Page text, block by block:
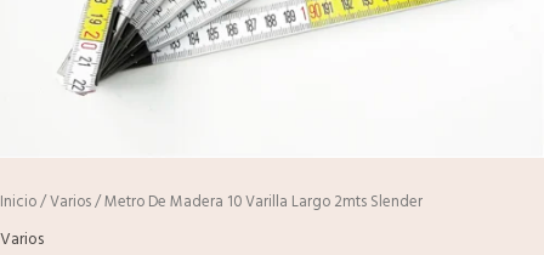
Inicio/Varios/ Metro De Madera 10 Varilla Largo 2mts Slender
Varios